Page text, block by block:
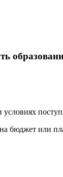
бюджет или